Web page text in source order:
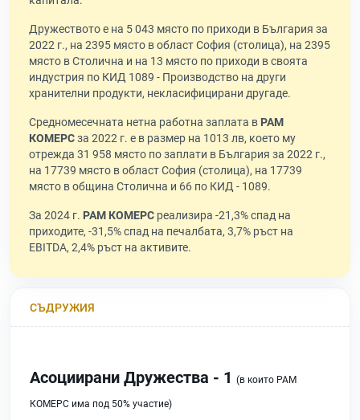
Дружеството е на 5 043 място по приходи в България за
2022 г., на 2395 място в област София (столица), на 2395
място в Столична и на 13 място по приходи в своята
индустрия по КИД 1089 - Производство на други
хранителни продукти, некласифицирани другаде.
Средномесечната нетна работна заплата в РАМ
КОМЕРСза 2022 г. е в размер на 1013 лв, което му
отрежда 31 958 място по заплати в България за 2022 г.,
на 17739 място в област София (столица), на 17739
място в община Столична и 66 по КИД - 1089.
За 2024 г. РАМ КОМЕРС реализира -21,3% спад на
приходите, -31,5% спад на печалбата, 3,7% ръст на
EBITDA, 2,4% ръст на активите.
СЪДРУЖИЯ
Асоциирани Дружества - 1 (в които РАМ
КОМЕРС има под 50% участие)